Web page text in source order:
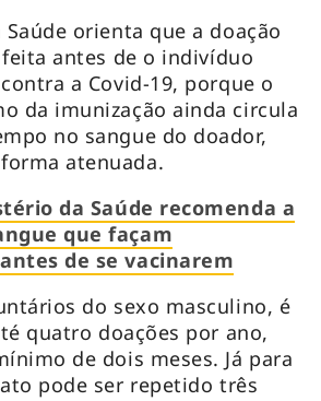
orienta que a doação
antes de o indivíduo
a Covid-19, porque o
da imunização ainda circula
no sangue do doador,
atenuada.
da Saúde recomenda a
que façam
de se vacinarem
do sexo masculino, é
quatro doações por ano,
de dois meses. Já para
pode ser repetido três